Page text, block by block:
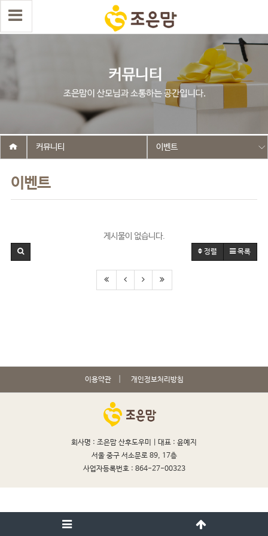
이벤트
커뮤니티 이벤트
게시물이 없습니다.
정렬 목록
이용약관 개인정보처리방침
회사명 : 조은맘 산후도우미 | 대표 : 윤예지
서울 중구 서소문로 89, 17층
사업자등록번호 : 864-27-00323